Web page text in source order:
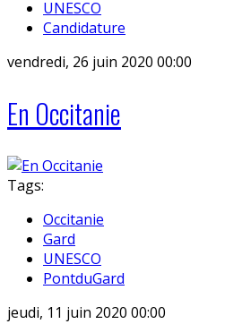
UNESCO
Candidature
vendredi, 26 juin 2020 00:00
En Occitanie
Tags:
Occitanie
Gard
UNESCO
PontduGard
jeudi, 11 juin 2020 00:00